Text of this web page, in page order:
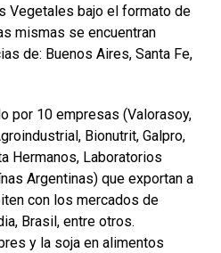
Vegetales bajo el formato de
mismas se encuentran
de: Buenos Aires, Santa Fe,
por 10 empresas (Valorasoy,
Bionutrit, Galpro,
Hermanos, Laboratorios
Argentinas) que exportan a
con los mercados de
Brasil, entre otros.
y la soja en alimentos